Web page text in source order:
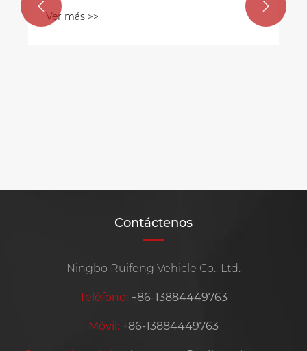
 
Contáctenos
Ningbo Ruifeng Vehicle Co., Ltd.
Teléfono: +86-13884449763
Móvil: +86-13884449763